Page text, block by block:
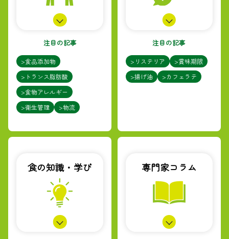
注目の記事
>食品添加物
>トランス脂肪酸
>食物アレルギー
>衛生管理
>物流
注目の記事
>リステリア
>賞味期限
>揚げ油
>カフェラテ
食の知識・学び 専門家コラム